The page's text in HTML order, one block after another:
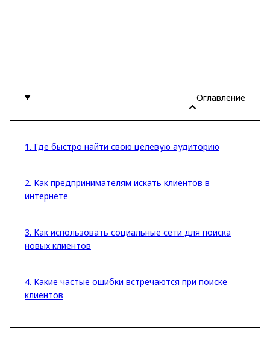
Оглавление
1. Где быстро найти свою целевую аудиторию
2. Как предпринимателям искать клиентов в
интернете
3. Как использовать социальные сети для поиска
новых клиентов
4. Какие частые ошибки встречаются при поиске
клиентов